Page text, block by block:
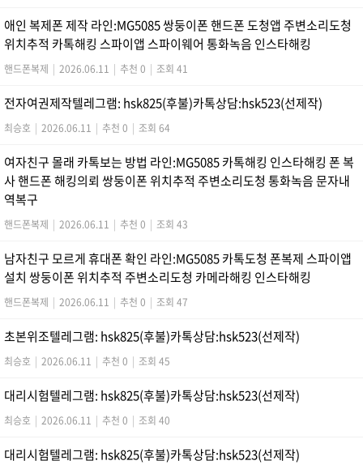
애인 복제폰 제작 라인:MG5085 쌍둥이폰 핸드폰 도청앱 주변소리도청
위치추적 카톡해킹 스파이앱 스파이웨어 통화녹음 인스타해킹
핸드폰복제 | 2026.06.11 | 추천 0 | 조회 41
전자여권제작텔레그램: hsk825(후불)카톡상담:hsk523(선제작)
최승호 | 2026.06.11 | 추천 0 | 조회 64
여자친구 몰래 카톡보는 방법 라인:MG5085 카톡해킹 인스타해킹 폰 복
사 핸드폰 해킹의뢰 쌍둥이폰 위치추적 주변소리도청 통화녹음 문자내
역복구
핸드폰복제 | 2026.06.11 | 추천 0 | 조회 43
남자친구 모르게 휴대폰 확인 라인:MG5085 카톡도청 폰복제 스파이앱
설치 쌍둥이폰 위치추적 주변소리도청 카메라해킹 인스타해킹
핸드폰복제 | 2026.06.11 | 추천 0 | 조회 47
초본위조텔레그램: hsk825(후불)카톡상담:hsk523(선제작)
최승호 | 2026.06.11 | 추천 0 | 조회 45
대리시험텔레그램: hsk825(후불)카톡상담:hsk523(선제작)
최승호 | 2026.06.11 | 추천 0 | 조회 40
대리시험텔레그램: hsk825(후불)카톡상담:hsk523(선제작)